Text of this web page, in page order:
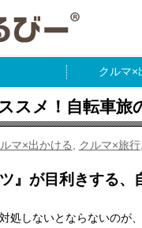
スメ！自転車旅
マ×出かける クルマ×旅行,
』が目利きする
処しないとならないのが、